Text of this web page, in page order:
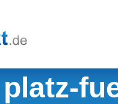
platz-